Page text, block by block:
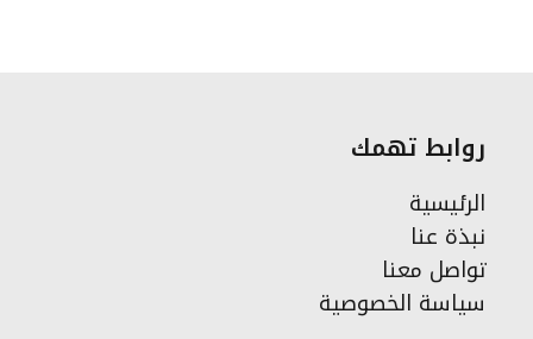
روابط تهمك
الرئيسية
نبذة عنا
تواصل معنا
سياسة الخصوصية